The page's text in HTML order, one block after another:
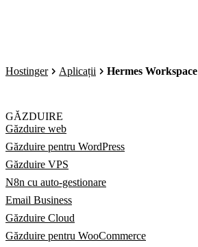
Hostinger Aplicații Hermes Workspace
GĂZDUIRE
Găzduire web
Găzduire pentru WordPress
Găzduire VPS
N8n cu auto-gestionare
Email Business
Găzduire Cloud
Găzduire pentru WooCommerce